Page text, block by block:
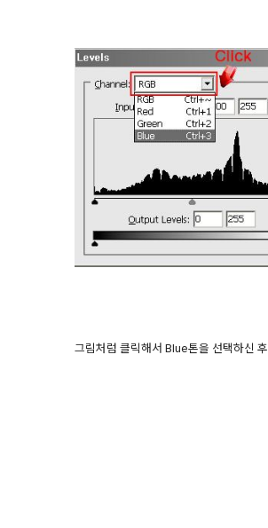
그림처럼 클릭해서 Blue톤을 선택하신 후